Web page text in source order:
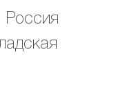
Россия